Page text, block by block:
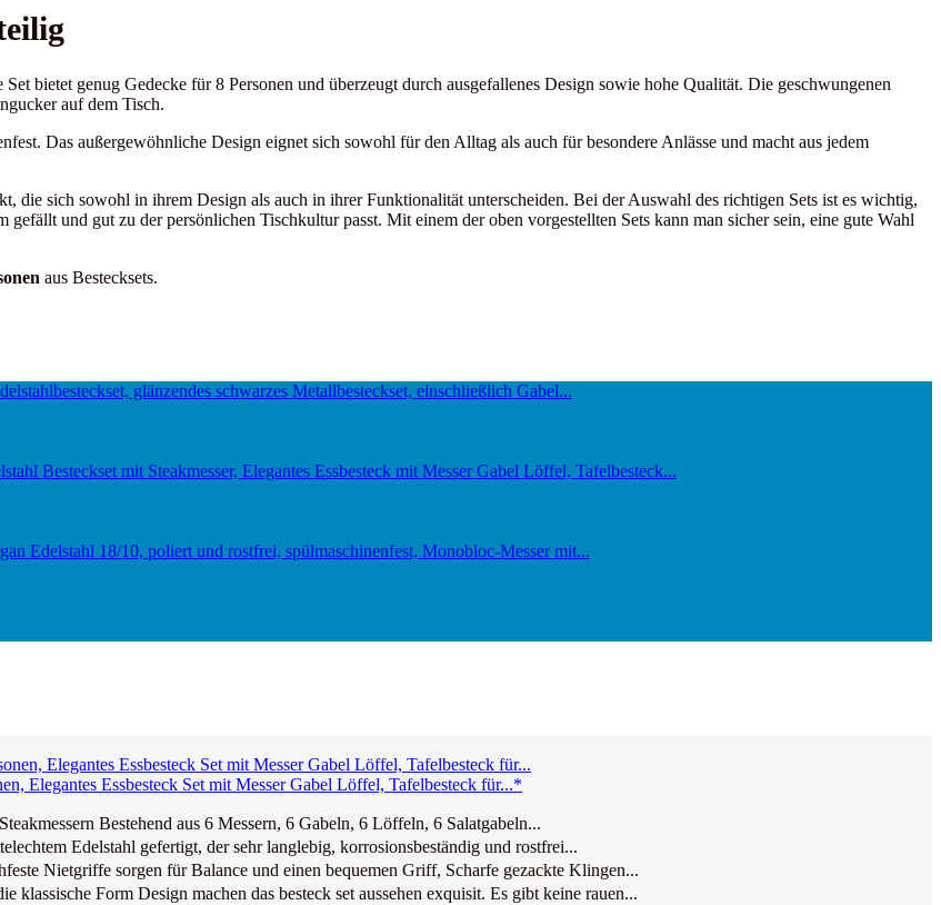
bietet genug Gedecke für 8 Personen und überzeugt durch ausgefallenes Design sowie hohe Qualität. Die geschwungenen
auf dem Tisch.
Das außergewöhnliche Design eignet sich sowohl für den Alltag als auch für besondere Anlässe und macht aus jedem
die sich sowohl in ihrem Design als auch in ihrer Funktionalität unterscheiden. Bei der Auswahl des richtigen Sets ist es wichtig,
und gut zu der persönlichen Tischkultur passt. Mit einem der oben vorgestellten Sets kann man sicher sein, eine gute Wahl
aus Bestecksets.
Elegantes Essbesteck Set mit Messer Gabel Löffel, Tafelbesteck für...*
Bestehend aus 6 Messern, 6 Gabeln, 6 Löffeln, 6 Salatgabeln...
Edelstahl gefertigt, der sehr langlebig, korrosionsbeständig und rostfrei...
Nietgriffe sorgen für Balance und einen bequemen Griff, Scharfe gezackte Klingen...
Form Design machen das besteck set aussehen exquisit. Es gibt keine rauen...